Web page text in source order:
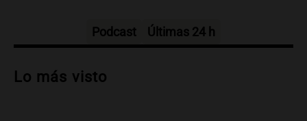
Audio.Trágico accidente en Mendoza:
vehículos desde un puente
Podcast Últimas 24 h
Lo más visto